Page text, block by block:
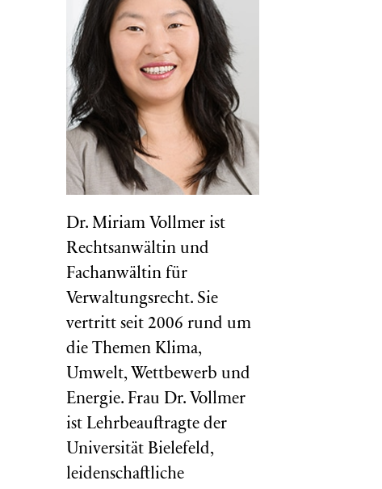
Dr. Miriam Vollmer ist
Rechtsanwältin und
Fachanwältin für
Verwaltungsrecht. Sie
vertritt seit 2006 rund um
die Themen Klima,
Umwelt, Wettbewerb und
Energie. Frau Dr. Vollmer
ist Lehrbeauftragte der
Universität Bielefeld,
leidenschaftliche